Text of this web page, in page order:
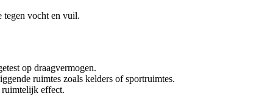
tegen vocht en vuil.
op draagvermogen.
ruimtes zoals kelders of sportruimtes.
ruimtelijk effect.